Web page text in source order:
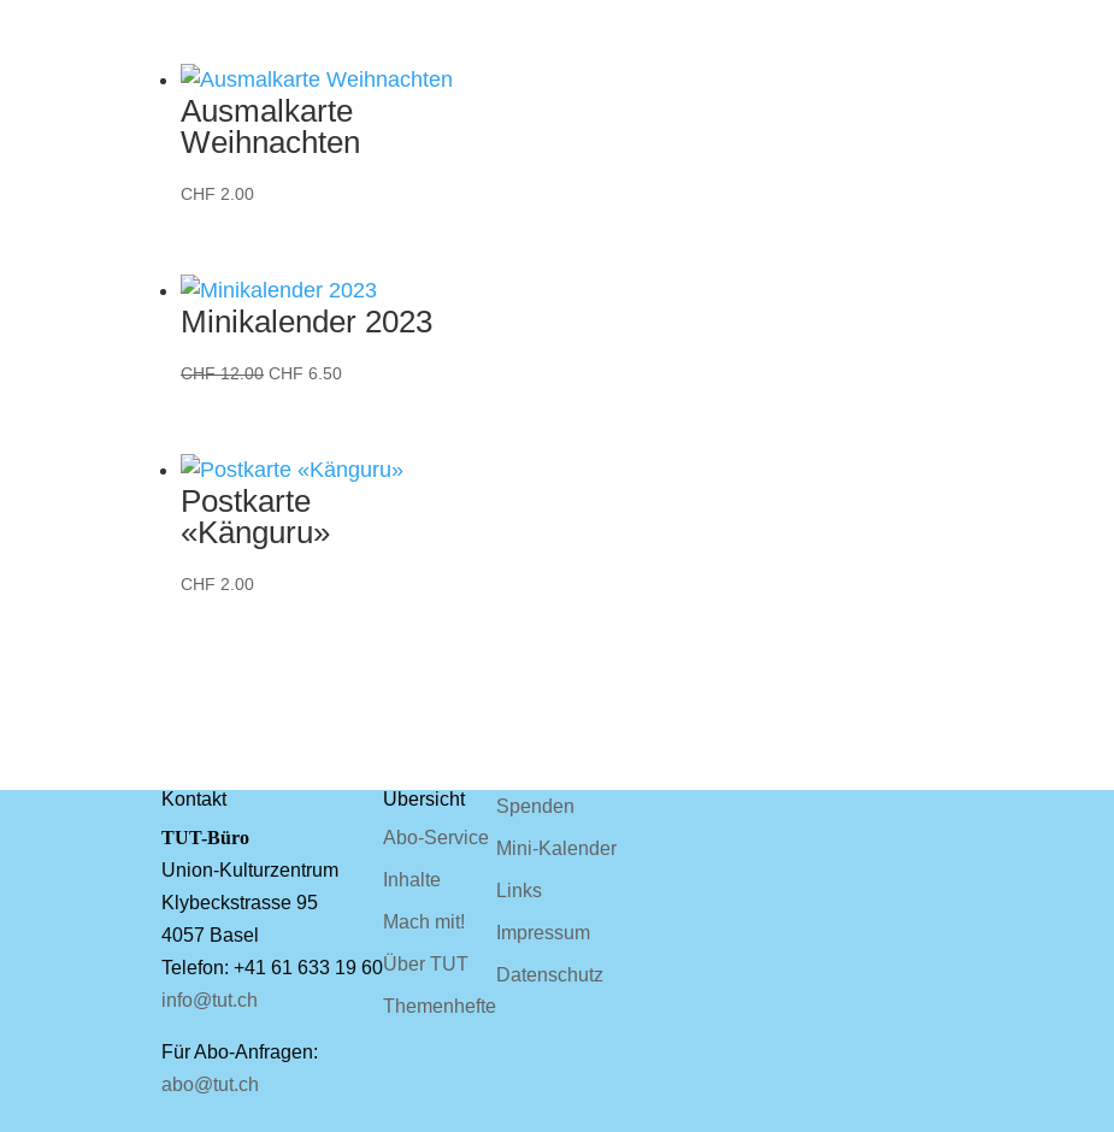
Ausmalkarte
Weihnachten
CHF 2.00
Minikalender 2023
CHF12.00 Ursprünglicher
CHF 12.00
CHF 6.50Aktueller
CHF 6.50.
Postkarte
«Känguru»
CHF 2.00
Kontakt
TUT-Büro
Union-Kulturzentrum
Klybeckstrasse 95
4057 Basel
Telefon: +41 61 633 19 60
info@tut.ch
Für Abo-Anfragen:
abo@tut.ch
Übersicht
Abo-Service
Inhalte
Mach mit!
Über TUT
Themenhefte
Spenden
Mini-Kalender
Links
Impressum
Datenschutz